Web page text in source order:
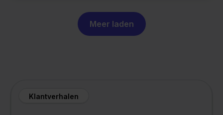
Meer laden
Klantverhalen